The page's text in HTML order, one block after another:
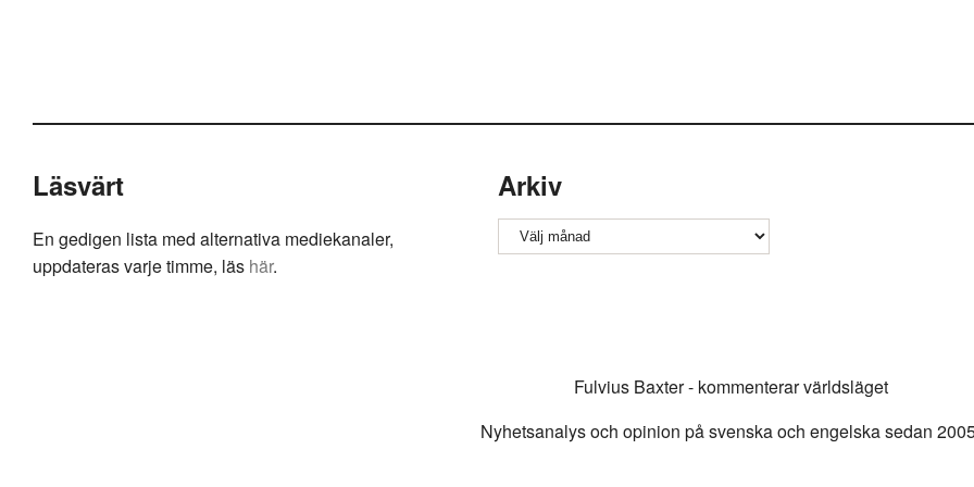
Läsvärt
En gedigen lista med alternativa mediekanaler,
uppdateras varje timme, läs här.
Arkiv
Arkiv
Fulvius Baxter - kommenterar världsläget
Nyhetsanalys och opinion på svenska och engelska sedan